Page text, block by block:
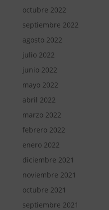
octubre 2022
septiembre 2022
agosto 2022
julio 2022
junio 2022
mayo 2022
abril 2022
marzo 2022
febrero 2022
enero 2022
diciembre 2021
noviembre 2021
octubre 2021
septiembre 2021